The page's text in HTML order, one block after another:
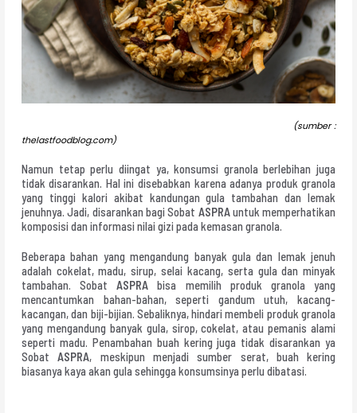
(sumber :
thelastfoodblog.com)
Namun tetap perlu diingat ya, konsumsi granola berlebihan juga
tidak disarankan. Hal ini disebabkan karena adanya produk granola
yang tinggi kalori akibat kandungan gula tambahan dan lemak
jenuhnya. Jadi, disarankan bagi Sobat ASPRAuntuk memperhatikan
komposisi dan informasi nilai gizi pada kemasan granola.
Beberapa bahan yang mengandung banyak gula dan lemak jenuh
adalah cokelat, madu, sirup, selai kacang, serta gula dan minyak
tambahan. SobatASPRAbisa memilih produk granola yang
mencantumkan bahan-bahan, seperti gandum utuh, kacang-
kacangan, dan biji-bijian. Sebaliknya, hindari membeli produk granola
yang mengandung banyak gula, sirop, cokelat, atau pemanis alami
seperti madu. Penambahan buah kering juga tidak disarankan ya
SobatASPRA, meskipun menjadi sumber serat, buah kering
biasanya kaya akan gula sehingga konsumsinya perlu dibatasi.